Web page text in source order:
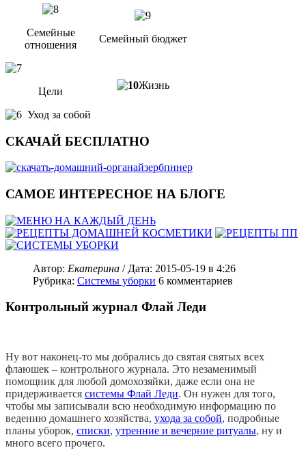
Семейные
отношения
Семейный бюджет
Цели
Жизнь
Уход за собой
СКАЧАЙ БЕСПЛАТНО
САМОЕ ИНТЕРЕСНОЕ НА БЛОГЕ
Автор: Екатерина / Дата: 2015-05-19 в 4:26
Рубрика: Системы уборки 6 комментариев
Контрольный журнал Флай Леди
Ну вот наконец-то мы добрались до святая святых всех
флаюшек – контрольного журнала. Это незаменимый
помощник для любой домохозяйки, даже если она не
придерживается системы Флай Леди. Он нужен для того,
чтобы мы записывали всю необходимую информацию по
ведению домашнего хозяйства, ухода за собой, подробные
планы уборок, списки, утренние и вечерние ритуалы, ну и
много всего прочего.